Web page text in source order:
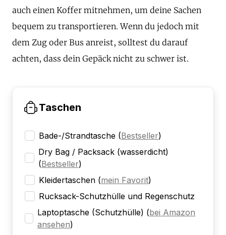
auch einen Koffer mitnehmen, um deine Sachen
bequem zu transportieren. Wenn du jedoch mit
dem Zug oder Bus anreist, solltest du darauf
achten, dass dein Gepäck nicht zu schwer ist.
Taschen
Bade-/Strandtasche (Bestseller)
Dry Bag / Packsack (wasserdicht)
(Bestseller)
Kleidertaschen (mein Favorit)
Rucksack-Schutzhülle und Regenschutz
Laptoptasche (Schutzhülle) (bei Amazon
ansehen)